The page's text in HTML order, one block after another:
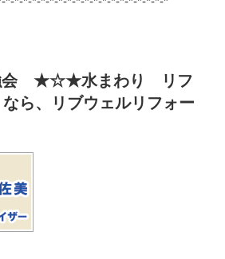
会 ★☆★水まわり リフ
ら、リブウェルリフォー